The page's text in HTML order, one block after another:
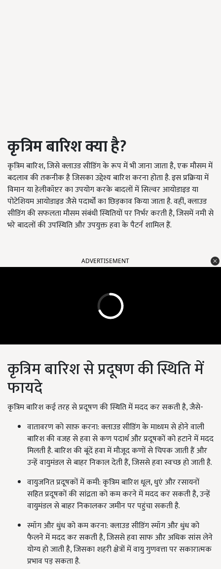
कृत्रिम बारिश क्या है?
कृत्रिम बारिश, जिसे क्लाउड सीडिंग के रूप में भी जाना जाता है, एक मौसम में
बदलाव की तकनीक है जिसका उद्देश्य बारिश करना होता है. इस प्रक्रिया में
विमान या हेलीकॉप्टर का उपयोग करके बादलों में सिल्वर आयोडाइड या
पोटेशियम आयोडाइड जैसे पदार्थों का छिड़काव किया जाता है. वहीं, क्लाउड
सीडिंग की सफलता मौसम संबंधी स्थितियों पर निर्भर करती है, जिसमें नमी से
भरे बादलों की उपस्थिति और उपयुक्त हवा के पैटर्न शामिल हैं.
ADVERTISEMENT
कृत्रिम बारिश से प्रदूषण की स्थिति में
फायदे
कृत्रिम बारिश कई तरह से प्रदूषण की स्थिति में मदद कर सकती है, जैसे-
वातावरण को साफ़ करना: क्लाउड सीडिंग के माध्यम से होने वाली
बारिश की वजह से हवा से कण पदार्थ और प्रदूषकों को हटाने में मदद
मिलती है. बारिश की बूंदें हवा में मौजूद कणों से चिपक जाती हैं और
उन्हें वायुमंडल से बाहर निकाल देती हैं, जिससे हवा स्वच्छ हो जाती है.
वायुजनित प्रदूषकों में कमी: कृत्रिम बारिश धूल, धुएं और रसायनों
सहित प्रदूषकों की सांद्रता को कम करने में मदद कर सकती है, उन्हें
वायुमंडल से बाहर निकालकर जमीन पर पहुंचा सकती है.
स्मॉग और धुंध को कम करना: क्लाउड सीडिंग स्मॉग और धुंध को
फैलने में मदद कर सकती है, जिससे हवा साफ और अधिक सांस लेने
योग्य हो जाती है, जिसका शहरी क्षेत्रों में वायु गुणवत्ता पर सकारात्मक
प्रभाव पड़ सकता है.